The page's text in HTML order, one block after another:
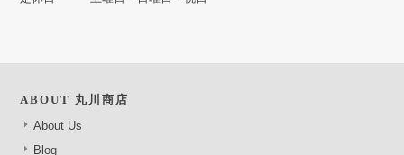
ABOUT 丸川商店
About Us
Blog